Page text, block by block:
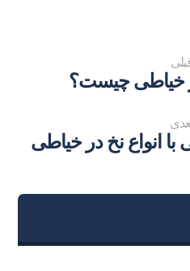
خیاطی چیست؟
با انواع نخ در خیاطی